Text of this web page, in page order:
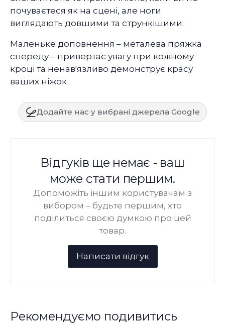
почуваєтеся як на сцені, але ноги
виглядають довшими та стрункішими.
Маленьке доповнення – металева пряжка
спереду – привертає увагу при кожному
кроці та ненав'язливо демонструє красу
ваших ніжок
Додайте нас у вибрані джерела Google
Відгуків ще немає - ваш
може стати першим.
Допоможіть іншим користувачам з
вибором – будьте першим, хто
поділиться своєю думкою про цей
товар.
Рекомендуємо подивитись